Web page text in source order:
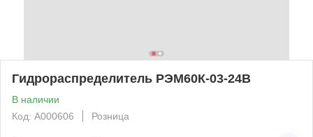
Гидрораспределитель РЭМ60К-03-24В
В наличии
Код: А000606
Розница